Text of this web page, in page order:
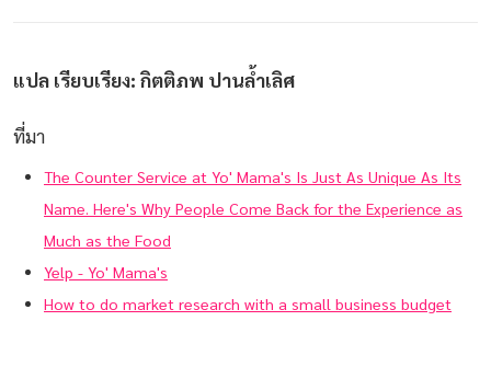
แปล เรียบเรียง: กิตติภพ ปานล้ำเลิศ
ที่มา
The Counter Service at Yo' Mama's Is Just As Unique As Its
Name. Here's Why People Come Back for the Experience as
Much as the Food
Yelp - Yo' Mama's
How to do market research with a small business budget